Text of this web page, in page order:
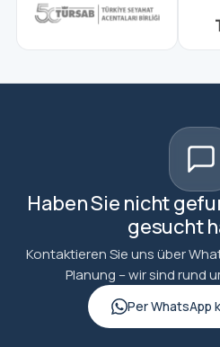
Haben Sie nicht
gesucht
Kontaktieren Sie uns über
Planung – wir sind rund
Per WhatsApp